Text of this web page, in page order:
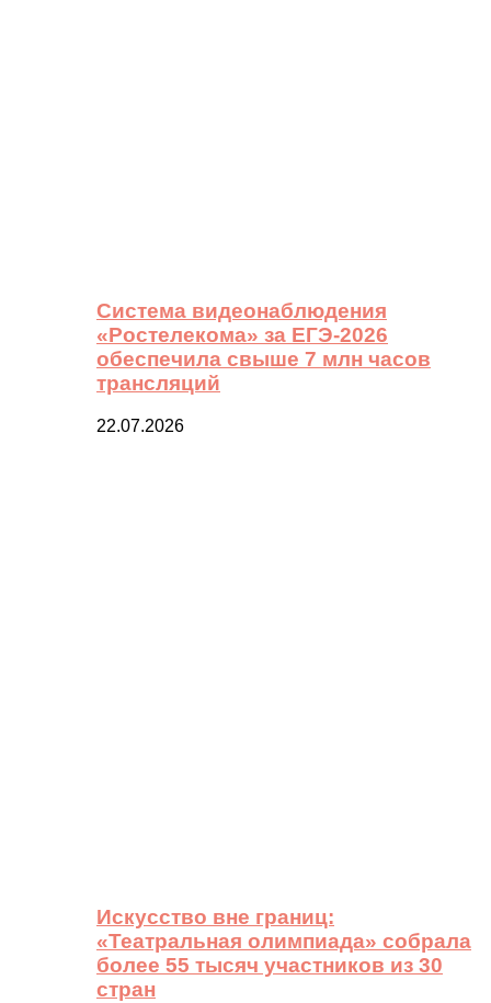
Система видеонаблюдения
«Ростелекома» за ЕГЭ-2026
обеспечила свыше 7 млн часов
трансляций
22.07.2026
Искусство вне границ:
«Театральная олимпиада» собрала
более 55 тысяч участников из 30
стран